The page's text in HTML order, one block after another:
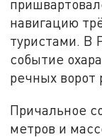
навигацию
туристами. В
событие
речных ворот
Причальное
метров и